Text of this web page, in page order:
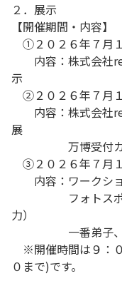
２．展示
【開催期間・内容】
①２０２６年７月
内容：株式会社
示
②２０２６年７月
内容：株式会社
展
万博受付カウ
③２０２６年７月
内容：ワークショ
フォトスポッ
力）
一番弟子、佐
※開催時間は９：
０まで)です。